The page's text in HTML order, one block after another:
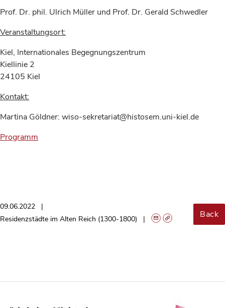
Prof. Dr. phil. Ulrich Müller und Prof. Dr. Gerald Schwedler
Veranstaltungsort:
Kiel, Internationales Begegnungszentrum
Kiellinie 2
24105 Kiel
Kontakt:
Martina Göldner: wiso-sekretariat@histosem.uni-kiel.de
Programm
09.06.2022
Residenzstädte im Alten Reich (1300-1800)
Back